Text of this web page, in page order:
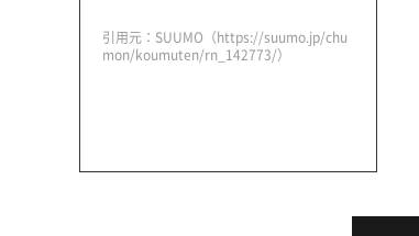
引用元：SUUMO（https://suumo.jp/chu
mon/koumuten/rn_142773/）